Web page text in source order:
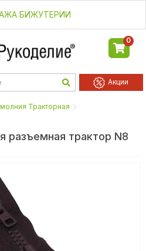
БИЖУТЕРИИ
0
Акции
Тракторная
разъемная трактор N8